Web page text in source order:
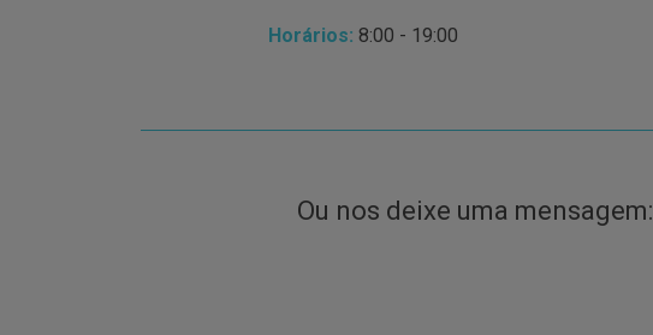
Horários: 8:00 - 19:00
Ou nos deixe uma mensagem: